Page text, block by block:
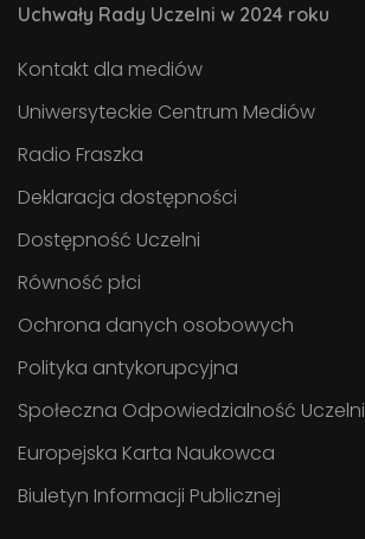
Uchwały Rady Uczelni w 2024 roku
Kontakt dla mediów
Uniwersyteckie Centrum Mediów
Radio Fraszka
Deklaracja dostępności
Dostępność Uczelni
Równość płci
Ochrona danych osobowych
Polityka antykorupcyjna
Społeczna Odpowiedzialność Uczelni
Europejska Karta Naukowca
Biuletyn Informacji Publicznej